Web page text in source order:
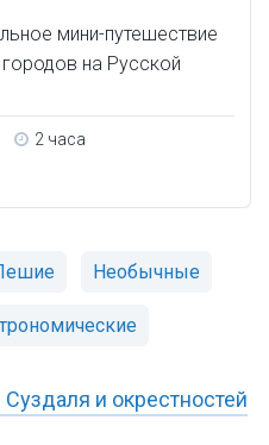
мини-путешествие
на Русской
2 часа
Необычные
и окрестностей